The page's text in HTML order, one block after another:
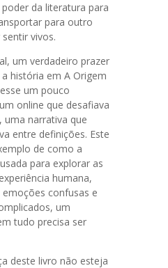
da literatura para
para outro
vivos.
um verdadeiro prazer
história em A Origem
um pouco
online que desafiava
uma narrativa que
entre definições. Este
de como a
para explorar as
humana,
confusas e
um
tudo precisa ser
deste livro não esteja